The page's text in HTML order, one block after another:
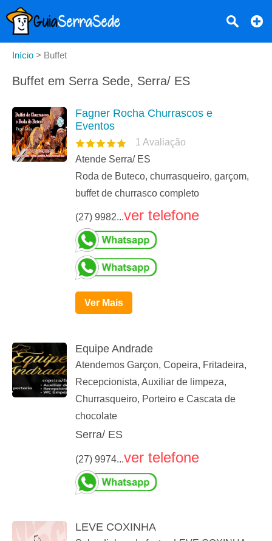
Início > Buffet
Buffet em Serra Sede, Serra/ ES
Fagner Rocha Churrascos e
Eventos
1 Avaliação
Atende Serra/ ES
Roda de Buteco, churrasqueiro, garçom,
buffet de churrasco completo
(27) 9982...ver telefone
Ver Mais
Equipe Andrade
Atendemos Garçon, Copeira, Fritadeira,
Recepcionista, Auxiliar de limpeza,
Churrasqueiro, Porteiro e Cascata de
chocolate
Serra/ ES
(27) 9974...ver telefone
LEVE COXINHA